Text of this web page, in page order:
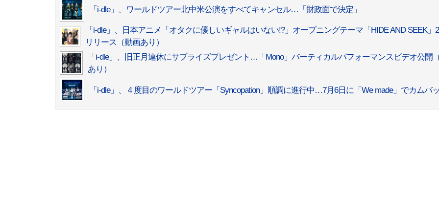
「i-dle」、ワールドツアー北中米公演をすべてキャンセル…「財政面で決定」
「i-dle」、日本アニメ「オタクに優しいギャルはいない!?」オープニングテーマ「HIDE AND SEEK」
リリース（動画あり）
「i-dle」、旧正月連休にサプライズプレゼント…「Mono」バーティカルパフォーマンスビデオ公開
あり）
「i-dle」、４度目のワールドツアー「Syncopation」順調に進行中…7月6日に「We made」でカムバ